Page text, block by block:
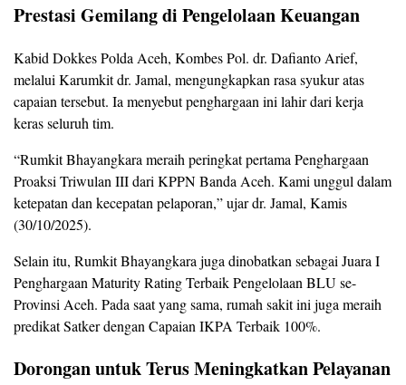
Prestasi Gemilang di Pengelolaan Keuangan
Kabid Dokkes Polda Aceh, Kombes Pol. dr. Dafianto Arief,
melalui Karumkit dr. Jamal, mengungkapkan rasa syukur atas
capaian tersebut. Ia menyebut penghargaan ini lahir dari kerja
keras seluruh tim.
“Rumkit Bhayangkara meraih peringkat pertama Penghargaan
Proaksi Triwulan III dari KPPN Banda Aceh. Kami unggul dalam
ketepatan dan kecepatan pelaporan,” ujar dr. Jamal, Kamis
(30/10/2025).
Selain itu, Rumkit Bhayangkara juga dinobatkan sebagai Juara I
Penghargaan Maturity Rating Terbaik Pengelolaan BLU se-
Provinsi Aceh. Pada saat yang sama, rumah sakit ini juga meraih
predikat Satker dengan Capaian IKPA Terbaik 100%.
Dorongan untuk Terus Meningkatkan Pelayanan